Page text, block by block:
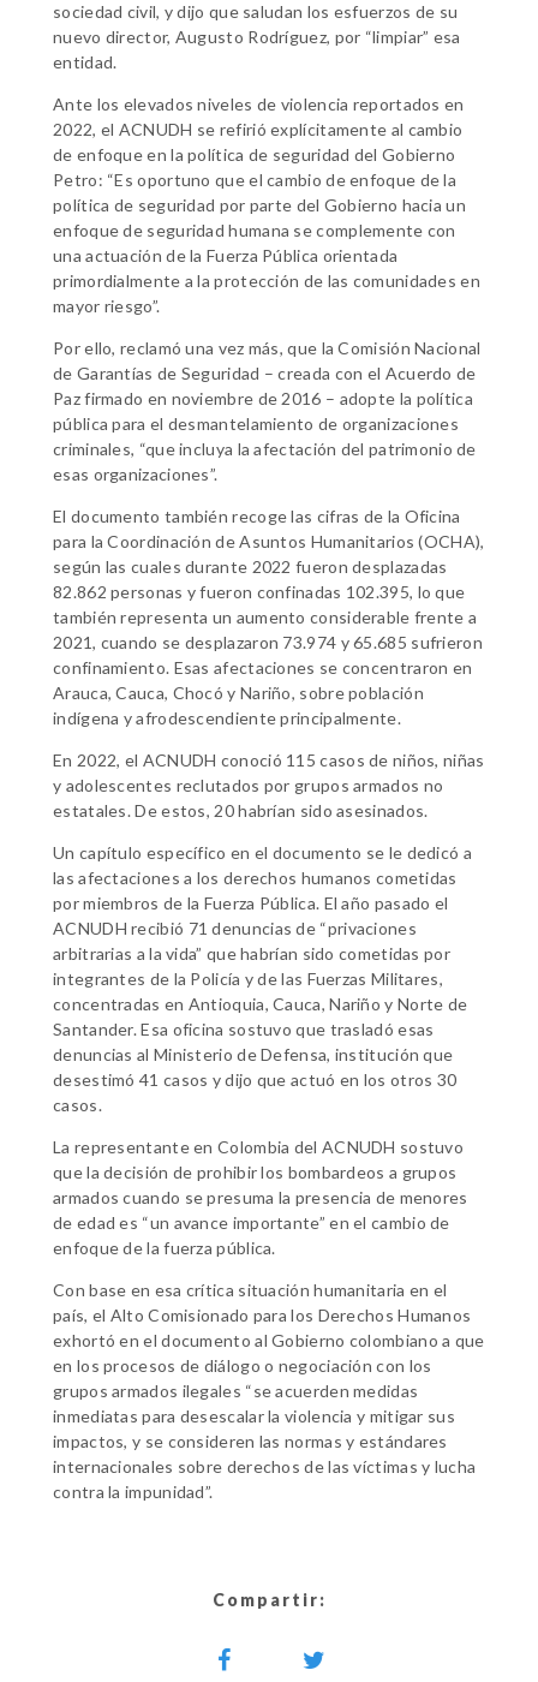
sociedad civil, y dijo que saludan los esfuerzos de su
nuevo director, Augusto Rodríguez, por “limpiar” esa
entidad.
Ante los elevados niveles de violencia reportados en
2022, el ACNUDH se refirió explícitamente al cambio
de enfoque en la política de seguridad del Gobierno
Petro: “Es oportuno que el cambio de enfoque de la
política de seguridad por parte del Gobierno hacia un
enfoque de seguridad humana se complemente con
una actuación de la Fuerza Pública orientada
primordialmente a la protección de las comunidades en
mayor riesgo”.
Por ello, reclamó una vez más, que la Comisión Nacional
de Garantías de Seguridad – creada con el Acuerdo de
Paz firmado en noviembre de 2016 – adopte la política
pública para el desmantelamiento de organizaciones
criminales, “que incluya la afectación del patrimonio de
esas organizaciones”.
El documento también recoge las cifras de la Oficina
para la Coordinación de Asuntos Humanitarios (OCHA),
según las cuales durante 2022 fueron desplazadas
82.862 personas y fueron confinadas 102.395, lo que
también representa un aumento considerable frente a
2021, cuando se desplazaron 73.974 y 65.685 sufrieron
confinamiento. Esas afectaciones se concentraron en
Arauca, Cauca, Chocó y Nariño, sobre población
indígena y afrodescendiente principalmente.
En 2022, el ACNUDH conoció 115 casos de niños, niñas
y adolescentes reclutados por grupos armados no
estatales. De estos, 20 habrían sido asesinados.
Un capítulo específico en el documento se le dedicó a
las afectaciones a los derechos humanos cometidas
por miembros de la Fuerza Pública. El año pasado el
ACNUDH recibió 71 denuncias de “privaciones
arbitrarias a la vida” que habrían sido cometidas por
integrantes de la Policía y de las Fuerzas Militares,
concentradas en Antioquia, Cauca, Nariño y Norte de
Santander. Esa oficina sostuvo que trasladó esas
denuncias al Ministerio de Defensa, institución que
desestimó 41 casos y dijo que actuó en los otros 30
casos.
La representante en Colombia del ACNUDH sostuvo
que la decisión de prohibir los bombardeos a grupos
armados cuando se presuma la presencia de menores
de edad es “un avance importante” en el cambio de
enfoque de la fuerza pública.
Con base en esa crítica situación humanitaria en el
país, el Alto Comisionado para los Derechos Humanos
exhortó en el documento al Gobierno colombiano a que
en los procesos de diálogo o negociación con los
grupos armados ilegales “se acuerden medidas
inmediatas para desescalar la violencia y mitigar sus
impactos, y se consideren las normas y estándares
internacionales sobre derechos de las víctimas y lucha
contra la impunidad”.
Compartir: